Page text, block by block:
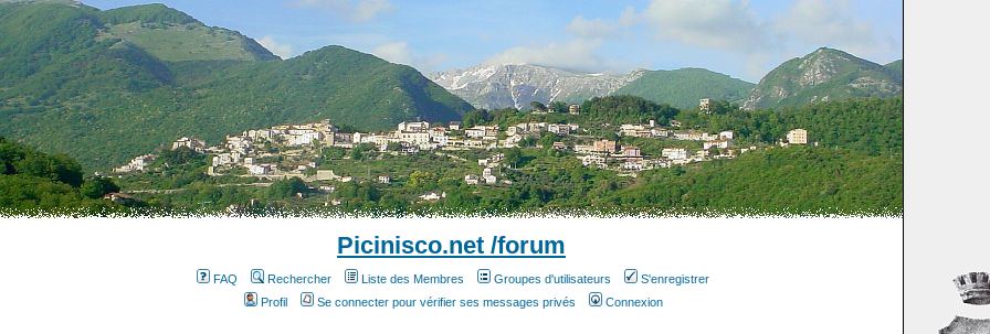
Picinisco.net /forum
FAQ Rechercher Liste des Membres Groupes d'utilisateurs
S'enregistrer
Profil
Se connecter pour vérifier ses messages privés Connexion